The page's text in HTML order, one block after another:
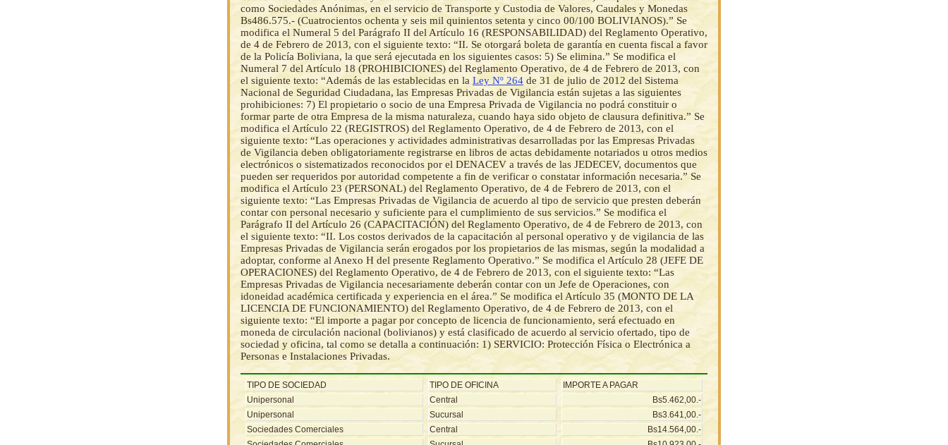
como Sociedades Anónimas, en el servicio de Transporte y Custodia de Valores, Caudales y Monedas
Bs486.575.- (Cuatrocientos ochenta y seis mil quinientos setenta y cinco 00/100 BOLIVIANOS).” Se
modifica el Numeral 5 del Parágrafo II del Artículo 16 (RESPONSABILIDAD) del Reglamento Operativo,
de 4 de Febrero de 2013, con el siguiente texto: “II. Se otorgará boleta de garantía en cuenta fiscal a favor
de la Policía Boliviana, la que será ejecutada en los siguientes casos: 5) Se elimina.” Se modifica el
Numeral 7 del Artículo 18 (PROHIBICIONES) del Reglamento Operativo, de 4 de Febrero de 2013, con
el siguiente texto: “Además de las establecidas en la Ley Nº 264 de 31 de julio de 2012 del Sistema
Nacional de Seguridad Ciudadana, las Empresas Privadas de Vigilancia están sujetas a las siguientes
prohibiciones: 7) El propietario o socio de una Empresa Privada de Vigilancia no podrá constituir o
formar parte de otra Empresa de la misma naturaleza, cuando haya sido objeto de clausura definitiva.” Se
modifica el Artículo 22 (REGISTROS) del Reglamento Operativo, de 4 de Febrero de 2013, con el
siguiente texto: “Las operaciones y actividades administrativas desarrolladas por las Empresas Privadas
de Vigilancia deben obligatoriamente registrarse en libros de actas debidamente notariados u otros medios
electrónicos o sistematizados reconocidos por el DENACEV a través de las JEDECEV, documentos que
pueden ser requeridos por autoridad competente a fin de verificar o constatar información necesaria.” Se
modifica el Artículo 23 (PERSONAL) del Reglamento Operativo, de 4 de Febrero de 2013, con el
siguiente texto: “Las Empresas Privadas de Vigilancia de acuerdo al tipo de servicio que presten deberán
contar con personal necesario y suficiente para el cumplimiento de sus servicios.” Se modifica el
Parágrafo II del Artículo 26 (CAPACITACIÓN) del Reglamento Operativo, de 4 de Febrero de 2013, con
el siguiente texto: “II. Los costos derivados de la capacitación al personal operativo y de vigilancia de las
Empresas Privadas de Vigilancia serán erogados por los propietarios de las mismas, según la modalidad a
adoptar, conforme al Anexo H del presente Reglamento Operativo.” Se modifica el Artículo 28 (JEFE DE
OPERACIONES) del Reglamento Operativo, de 4 de Febrero de 2013, con el siguiente texto: “Las
Empresas Privadas de Vigilancia necesariamente deberán contar con un Jefe de Operaciones, con
idoneidad académica certificada y experiencia en el área.” Se modifica el Artículo 35 (MONTO DE LA
LICENCIA DE FUNCIONAMIENTO) del Reglamento Operativo, de 4 de Febrero de 2013, con el
siguiente texto: “El importe a pagar por concepto de licencia de funcionamiento, será efectuado en
moneda de circulación nacional (bolivianos) y está clasificado de acuerdo al servicio ofertado, tipo de
sociedad y oficina, tal como se detalla a continuación: 1) SERVICIO: Protección Física o Electrónica a
Personas e Instalaciones Privadas.
TIPO DE SOCIEDAD TIPO DE OFICINA
IMPORTE A PAGAR
Unipersonal
Central
Bs5.462,00.-
Unipersonal
Sucursal
Bs3.641,00.-
Sociedades Comerciales
Central
Bs14.564,00.-